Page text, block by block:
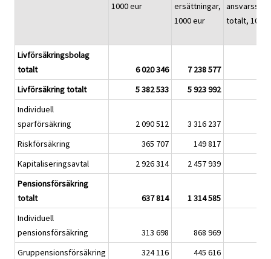
1000 eur
ersättningar,
1000 eur
totalt, 1000
Livförsäkringsbolag
totalt
6 020 346 7 238 577
Livförsäkring totalt
5 382 533 5 923 992
Individuell
sparförsäkring
2 090 512 3 316 237
Riskförsäkring
365 707 149 817
Kapitaliseringsavtal
2 926 314 2 457 939
Pensionsförsäkring
totalt
637 814 1 314 585
Individuell
pensionsförsäkring
313 698 868 969
Gruppensionsförsäkring
324 116 445 616